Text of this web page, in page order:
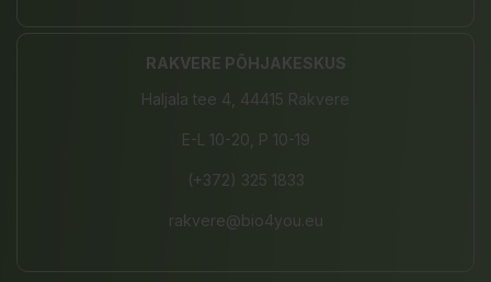
RAKVERE PÕHJAKESKUS
Haljala tee 4, 44415 Rakvere
E-L 10-20, P 10-19
(+372) 325 1833
rakvere@bio4you.eu